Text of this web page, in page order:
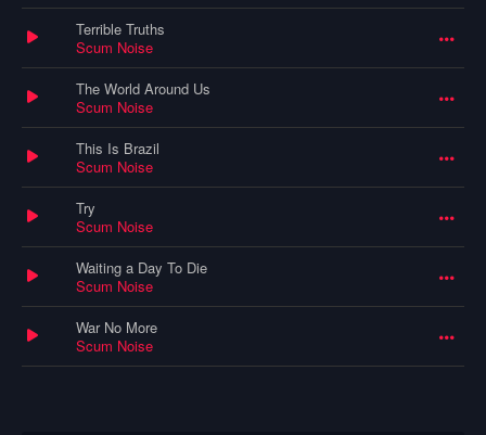
Terrible Truths
Scum Noise
The World Around Us
Scum Noise
This Is Brazil
Scum Noise
Try
Scum Noise
Waiting a Day To Die
Scum Noise
War No More
Scum Noise